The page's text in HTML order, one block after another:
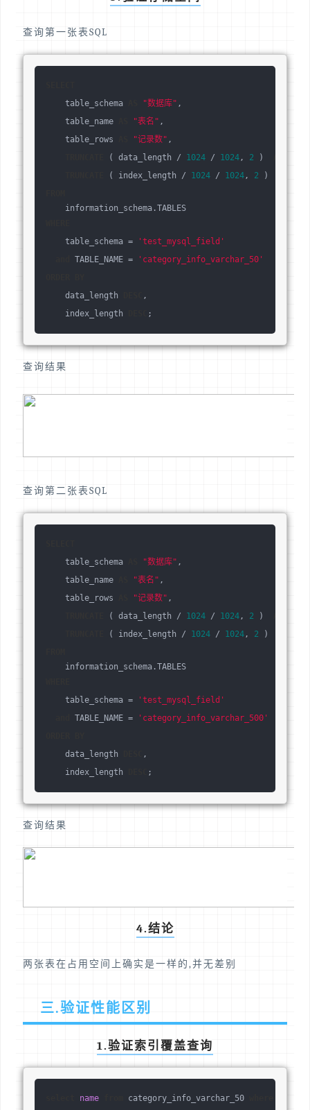
查询第一张表SQL
table_schema
"数据库" ,
table_name
"表名" ,
table_rows
"记录数" ,
( data_length / 1024 / 1024, 2 )
( index_length / 1024 / 1024, 2 )
information_schema.TABLES
table_schema =
'test_mysql_field'
TABLE_NAME =
'category_info_varchar_50'
data_length
,
index_length
;
查询结果
查询第二张表SQL
table_schema
"数据库" ,
table_name
"表名" ,
table_rows
"记录数" ,
( data_length / 1024 / 1024, 2 )
( index_length / 1024 / 1024, 2 )
information_schema.TABLES
table_schema =
'test_mysql_field'
TABLE_NAME =
'category_info_varchar_500'
data_length
,
index_length
;
查询结果
4.结论
两张表在占用空间上确实是一样的,并无差别
三.验证性能区别
1.验证索引覆盖查询
name category_info_varchar_50